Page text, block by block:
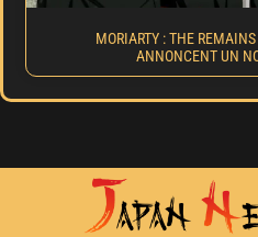
MORIARTY : THE
ANNONCENT UN